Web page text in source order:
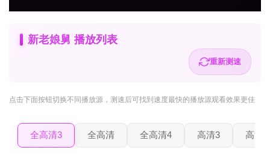
新老娘舅 播放列表
重新测速
点击下面按钮切换不同播放源 ，测速后可找到速度最快的播放源观看效果更佳
全高清3 全高清 全高清4 高清3 高清2